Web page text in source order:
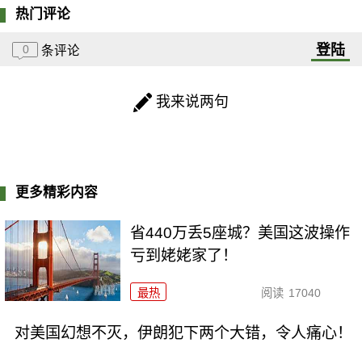
热门评论
0 条评论 登陆
我来说两句
更多精彩内容
省440万丢5座城？美国这波操作
亏到姥姥家了！
最热 阅读 17040
对美国幻想不灭，伊朗犯下两个大错，令人痛心！